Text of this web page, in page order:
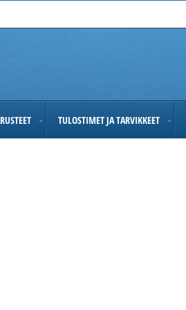
TULOSTIMET JA TARVIKKEET